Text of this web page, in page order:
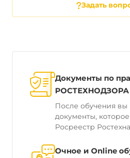
Задать
Документы по
РОСТЕХНОДЗОРА
После обучения вы
документы,
Росреестр
Очное и Online